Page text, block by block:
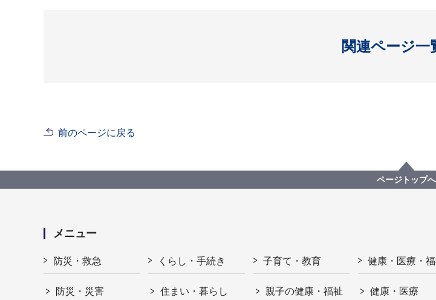
関連ページ一
開く
前のページに戻る
ページトップへ
メニュー
防災・救急
防災・災害
くらし・手続き
住まい・暮らし
子育て・教育
親子の健康・福祉
健康・医療・
健康・医療